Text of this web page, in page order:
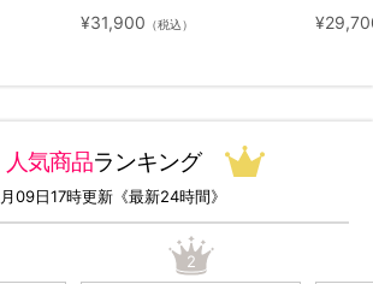
料）
ット（初回生産限定・アニまる
¥31,900 （税込）
ト（初
人気商品ランキング
09日17時更新《最新24時間》
2